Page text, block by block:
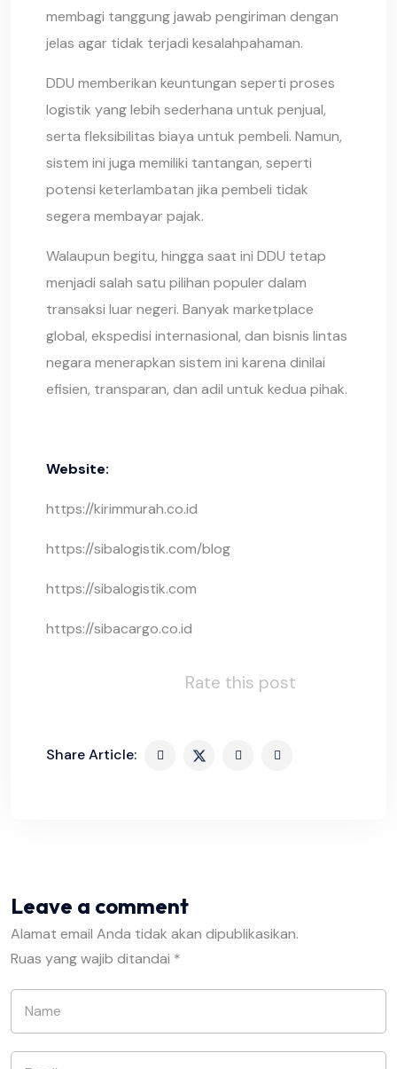
membagi tanggung jawab pengiriman dengan
jelas agar tidak terjadi kesalahpahaman.
DDU memberikan keuntungan seperti proses
logistik yang lebih sederhana untuk penjual,
serta fleksibilitas biaya untuk pembeli. Namun,
sistem ini juga memiliki tantangan, seperti
potensi keterlambatan jika pembeli tidak
segera membayar pajak.
Walaupun begitu, hingga saat ini DDU tetap
menjadi salah satu pilihan populer dalam
transaksi luar negeri. Banyak marketplace
global, ekspedisi internasional, dan bisnis lintas
negara menerapkan sistem ini karena dinilai
efisien, transparan, dan adil untuk kedua pihak.
Website:
https://kirimmurah.co.id
https://sibalogistik.com/blog
https://sibalogistik.com
https://sibacargo.co.id
Rate this post
Share Article:
Leave a comment
Alamat email Anda tidak akan dipublikasikan.
Ruas yang wajib ditandai *